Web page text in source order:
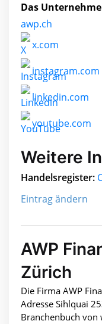
Das
awp.ch
x.com
instagram.com
linkedin.com
youtube.com
Weitere
Handelsregister:
Eintrag ändern
AWP
Zürich
Die Firma AWP
Adresse Sihlquai
Branchenbuch von